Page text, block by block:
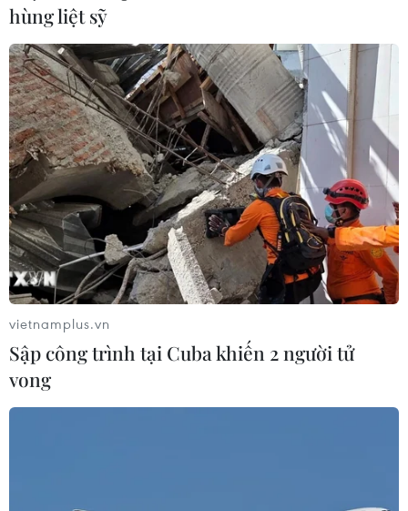
hùng liệt sỹ
vietnamplus.vn
Sập công trình tại Cuba khiến 2 người tử
vong